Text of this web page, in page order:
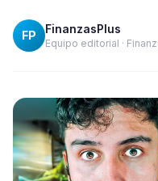
FP FinanzasPlus
Equipo editorial ·